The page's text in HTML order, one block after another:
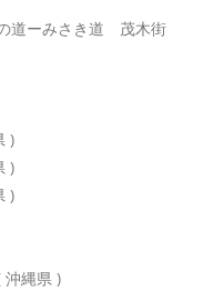
道ーみさき道 茂木街
)
)
)
縄県 )